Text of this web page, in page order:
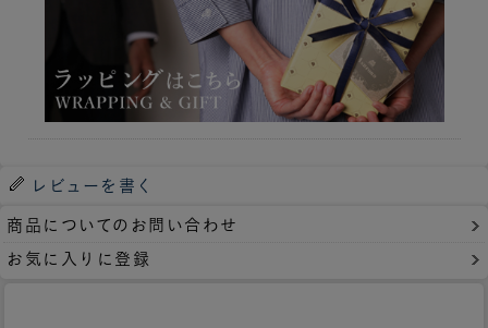
レビューを書く
商品についてのお問い合わせ
お気に入りに登録